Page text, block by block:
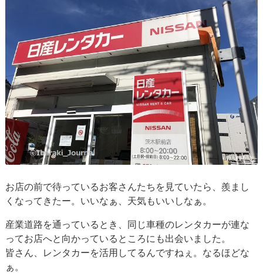
お店の前で待っているお客さんたちを見ていたら、羨まし
くなってきたー。いいなぁ、天気もいいしなぁ。
産業道路を通っているとき、同じ車種のレンタカーが連な
ってお店へと向かっているところにも出会いました。
皆さん、レンタカーを活用してるんですねぇ。なるほどな
ぁ。